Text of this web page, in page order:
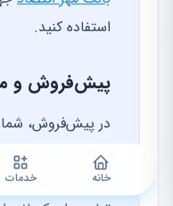
استفاده کنید.
پیش‌فروش و
در پیش‌فروش، شما
بقیه را زمان
نرخ روز تحویل
خانه خدمات